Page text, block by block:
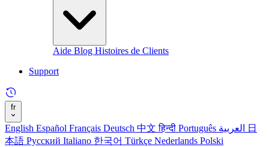
Aide Blog Histoires de Clients
Support
fr
English Español Français Deutsch 中文हिन्दी Português
日
本語 Русский Italiano 한국어 Türkçe Nederlands Polski